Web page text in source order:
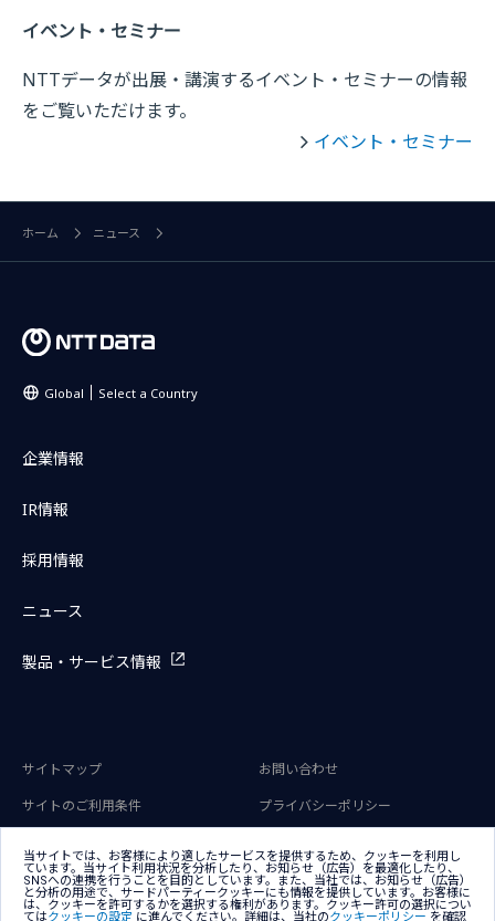
イベント・セミナー
NTTデータが出展・講演するイベント・セミナーの情報
をご覧いただけます。
イベント・セミナー
ホーム ニュース
Global Select a Country
企業情報
IR情報
採用情報
ニュース
製品・サービス情報
サイトマップ
お問い合わせ
サイトのご利用条件
プライバシーポリシー
クッキー（Cookie）プリファレン
ス
当サイトでは、お客様により適したサービスを提供するため、クッキーを利用し
ています。当サイト利用状況を分析したり、お知らせ（広告）を最適化したり、
SNSへの連携を行うことを目的としています。また、当社では、お知らせ（広告）
と分析の用途で、サードパーティークッキーにも情報を提供しています。お客様に
は、クッキーを許可するかを選択する権利があります。クッキー許可の選択につい
てはクッキーの設定 に進んでください。詳細は、当社のクッキーポリシー を確認